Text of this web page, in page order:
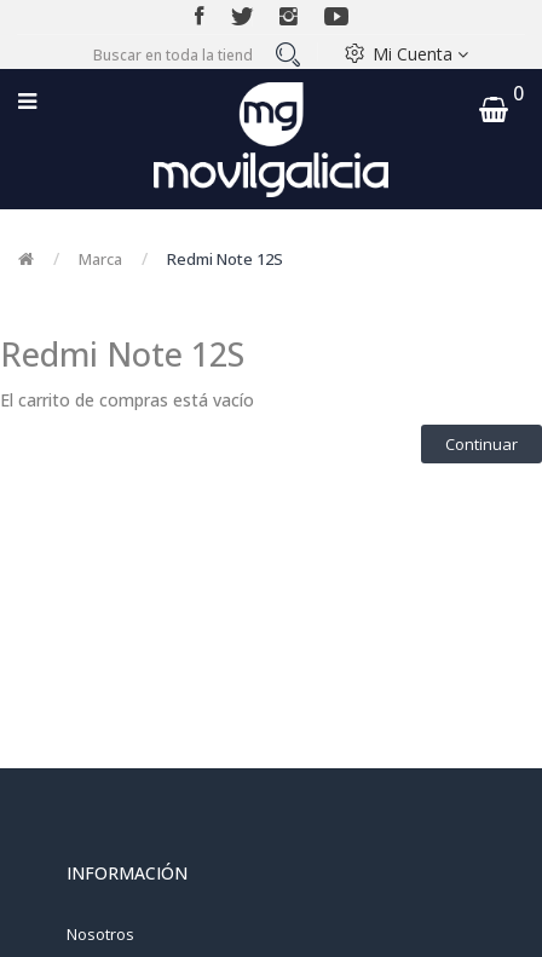
Mi Cuenta
0
Marca Redmi Note 12S
Redmi Note 12S
El carrito de compras está vacío
Continuar
INFORMACIÓN
Nosotros